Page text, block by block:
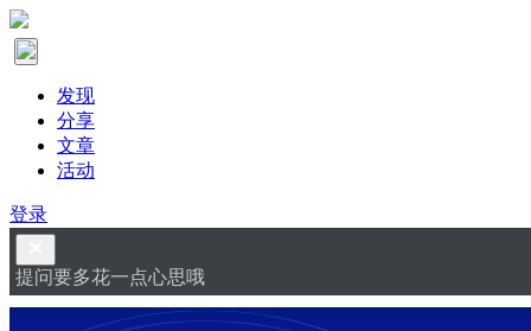
发现
分享
文章
活动
登录
提问要多花一点心思哦